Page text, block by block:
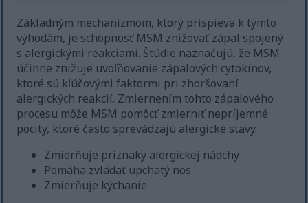
Základným mechanizmom, ktorý prispieva k týmto
výhodám, je schopnosť MSM znižovať zápal spojený
s alergickými reakciami. Štúdie naznačujú, že MSM
účinne znižuje uvoľňovanie zápalových cytokínov,
ktoré sú kľúčovými faktormi pri zhoršovaní
alergických reakcií. Zmiernením tohto zápalového
procesu môže MSM pomôcť zmierniť nepríjemné
pocity, ktoré často sprevádzajú alergické stavy.
Zmierňuje príznaky alergickej nádchy
Pomáha zvládať upchatý nos
Zmierňuje kýchanie